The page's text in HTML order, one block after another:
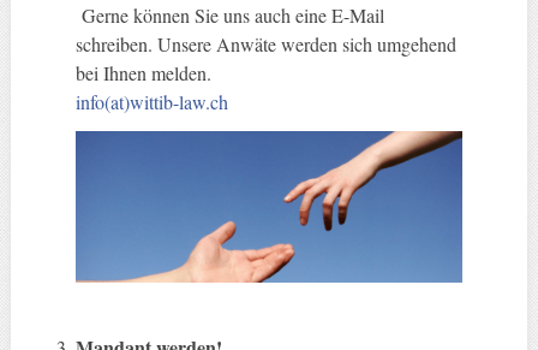
Gerne können Sie uns auch eine E-Mail
schreiben. Unsere Anwäte werden sich umgehend
bei Ihnen melden.
info(at)wittib-law.ch